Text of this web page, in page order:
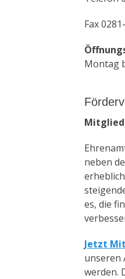
Fax
Montag
neben
es, die
Jetzt
unseren
werden.